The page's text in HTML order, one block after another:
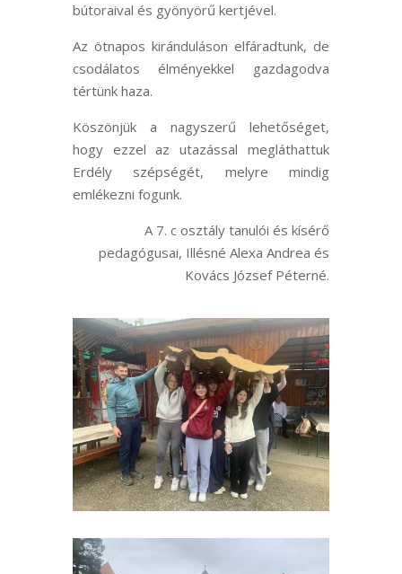
bútoraival és gyönyörű kertjével.
Az ötnapos kiránduláson elfáradtunk, de
csodálatos élményekkel gazdagodva
tértünk haza.
Köszönjük a nagyszerű lehetőséget,
hogy ezzel az utazással megláthattuk
Erdély szépségét, melyre mindig
emlékezni fogunk.
A 7. c osztály tanulói és kísérő
pedagógusai, Illésné Alexa Andrea és
Kovács József Péterné.